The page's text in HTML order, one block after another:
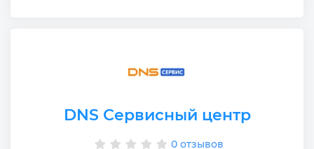
DNS Сервисный центр
0 отзывов